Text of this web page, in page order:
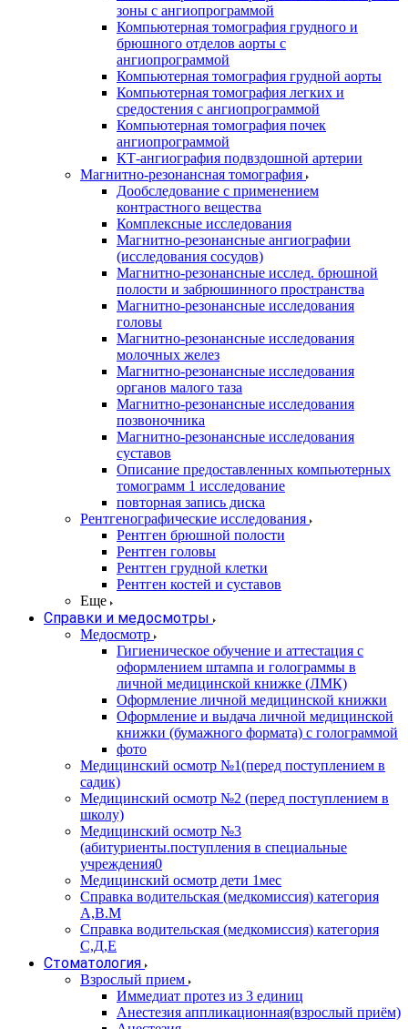
зоны с ангиопрограммой
Компьютерная томография грудного и
брюшного отделов аорты с
ангиопрограммой
Компьютерная томография грудной аорты
Компьютерная томография легких и
средостения с ангиопрограммой
Компьютерная томография почек
ангиопрограммой
КТ-ангиография подвздошной артерии
Магнитно-резонансная томография
Дообследование с применением
контрастного вещества
Комплексные исследования
Магнитно-резонансные ангиографии
(исследования сосудов)
Магнитно-резонансные исслед. брюшной
полости и забрюшинного пространства
Магнитно-резонансные исследования
головы
Магнитно-резонансные исследования
молочных желез
Магнитно-резонансные исследования
органов малого таза
Магнитно-резонансные исследования
позвоночника
Магнитно-резонансные исследования
суставов
Описание предоставленных компьютерных
томограмм 1 исследование
повторная запись диска
Рентгенографические исследования
Рентген брюшной полости
Рентген головы
Рентген грудной клетки
Рентген костей и суставов
Еще
Справки и медосмотры
Медосмотр
Гигиеническое обучение и аттестация с
оформлением штампа и голограммы в
личной медицинской книжке (ЛМК)
Оформление личной медицинской книжки
Оформление и выдача личной медицинской
книжки (бумажного формата) с голограммой
фото
Медицинский осмотр №1(перед поступлением в
садик)
Медицинский осмотр №2 (перед поступлением в
школу)
Медицинский осмотр №3
(абитуриенты.поступления в специальные
учреждения0
Медицинский осмотр дети 1мес
Справка водительская (медкомиссия) категория
А,В.М
Справка водительская (медкомиссия) категория
С,Д,Е
Стоматология
Взрослый прием
Иммедиат протез из 3 единиц
Анестезия аппликационная(взрослый приём)